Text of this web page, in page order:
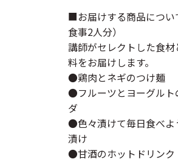
■お届けする商品につい
食事2人分）
講師がセレクトした食材
料をお届けします。
●鶏肉とネギのつけ麺
●フルーツとヨーグルト
ダ
●色々漬けて毎日食べよ
漬け
●甘酒のホットドリンク